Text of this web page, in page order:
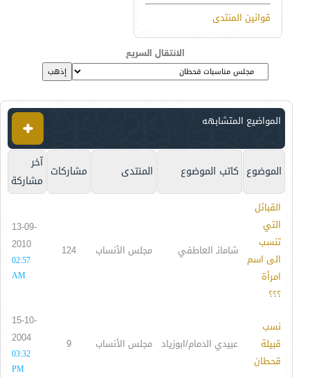
قوانين المنتدى
الانتقال السريع
المواضيع المتشابهه
الموضوع كاتب الموضوع المنتدى مشاركات آخر
مشاركة
القبائل
التي
تنسب
الى اسم
امرأة
؟؟؟
شامانـ العاطفي مجلس الأنساب 124
13-09-
2010
02:57
AM
نسب
قبيلة
قحطان
عبيدي الدمام/ابوزياد مجلس الأنساب 9
15-10-
2004
03:32
PM